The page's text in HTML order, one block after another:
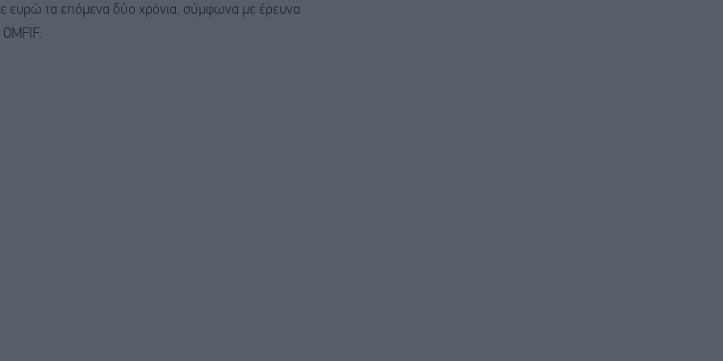
ευρώ τα επόμενα δύο χρόνια, σύμφωνα με έρευνα